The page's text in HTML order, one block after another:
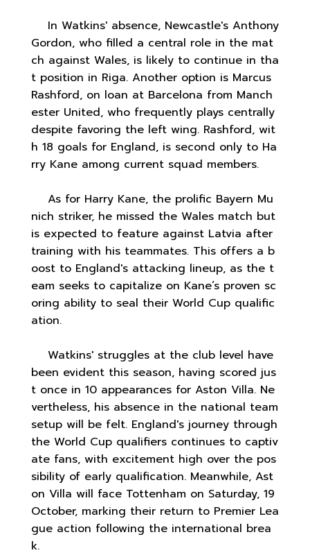
In Watkins' absence, Newcastle's Anthony
Gordon, who filled a central role in the mat
ch against Wales, is likely to continue in tha
t position in Riga. Another option is Marcus
Rashford, on loan at Barcelona from Manch
ester United, who frequently plays centrally
despite favoring the left wing. Rashford, wit
h 18 goals for England, is second only to Ha
rry Kane among current squad members.
As for Harry Kane, the prolific Bayern Mu
nich striker, he missed the Wales match but
is expected to feature against Latvia after
training with his teammates. This offers a b
oost to England's attacking lineup, as the t
eam seeks to capitalize on Kane’s proven sc
oring ability to seal their World Cup qualific
ation.
Watkins' struggles at the club level have
been evident this season, having scored jus
t once in 10 appearances for Aston Villa. Ne
vertheless, his absence in the national team
setup will be felt. England's journey through
the World Cup qualifiers continues to captiv
ate fans, with excitement high over the pos
sibility of early qualification. Meanwhile, Ast
on Villa will face Tottenham on Saturday, 19
October, marking their return to Premier Lea
gue action following the international brea
k.